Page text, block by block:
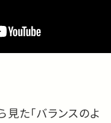
た「バランスのよ